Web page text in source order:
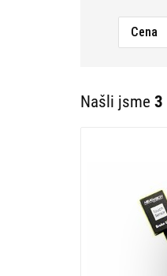
Cena
Našli jsme 3